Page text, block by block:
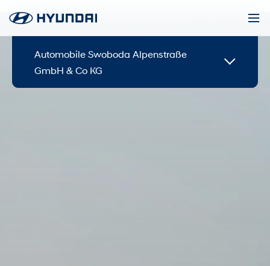
Automobile Swoboda Alpenstraße
GmbH & Co KG